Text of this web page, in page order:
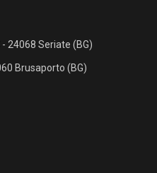
24068 Seriate (BG)
Brusaporto (BG)